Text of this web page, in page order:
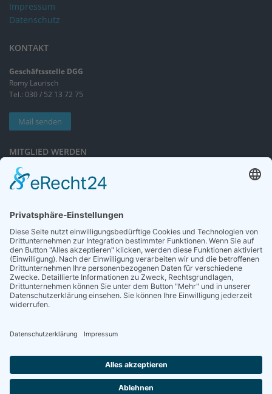
Impressum
Datenschutz
KONTAKT
Geschäftsstelle DGG
Romy Laurisch
Tel.: 030 / 52 13 72 75
Mail senden
MITGLIED WERDEN
Sieben gute Gründe
für Ihre Mitgliedschaft
NEWSLETTER
Neuigkeiten rund um die Geriatrie und die DGG – regelmäßig in Ihrem
Postfach.
Die Zeitschrift für Gerontologie und Geriatrie informiert über Neues aus
unserem Fach.